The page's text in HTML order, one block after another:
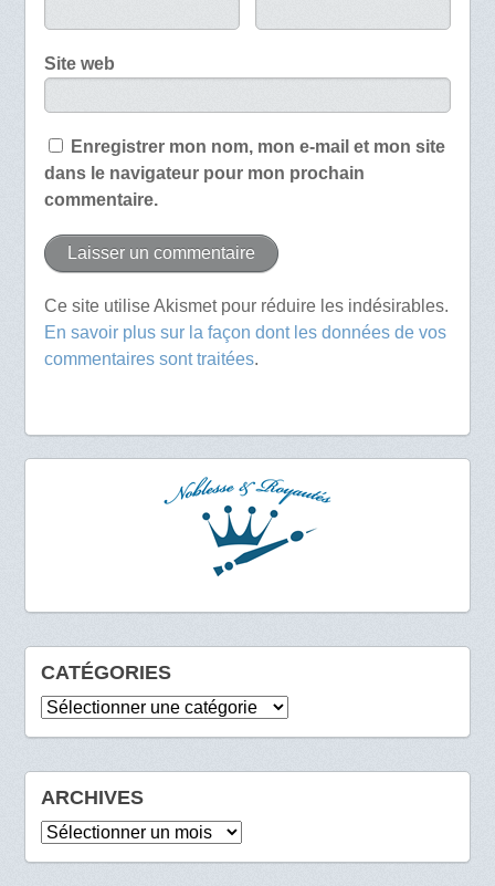
Site web
Enregistrer mon nom, mon e-mail et mon site
dans le navigateur pour mon prochain
commentaire.
Ce site utilise Akismet pour réduire les indésirables.
En savoir plus sur la façon dont les données de vos
commentaires sont traitées.
CATÉGORIES
Catégories
ARCHIVES
Archives